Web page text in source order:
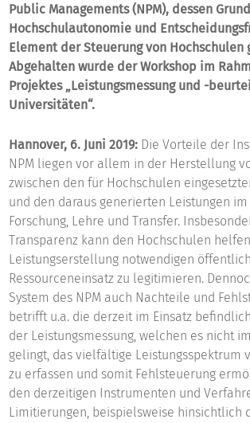
Public Managements (NPM), dessen
Hochschulautonomie und
Element der Steuerung von Hochschulen
Abgehalten wurde der Workshop im
Projektes „Leistungsmessung und -
Universitäten“.
Hannover, 6. Juni 2019: Die Vorteile der
NPM liegen vor allem in der Herstellung
zwischen den für Hochschulen
und den daraus generierten Leistungen
Forschung, Lehre und Transfer.
Transparenz kann den Hochschulen
Leistungserstellung notwendigen
Ressourceneinsatz zu legitimieren.
System des NPM auch Nachteile und
betrifft u.a. die derzeit im Einsatz
der Leistungsmessung, welchen es nicht
gelingt, das vielfältige Leistungsspektrum
zu erfassen und somit Fehlsteuerung
den derzeitigen Instrumenten und
Limitierungen, beispielsweise hinsichtlich